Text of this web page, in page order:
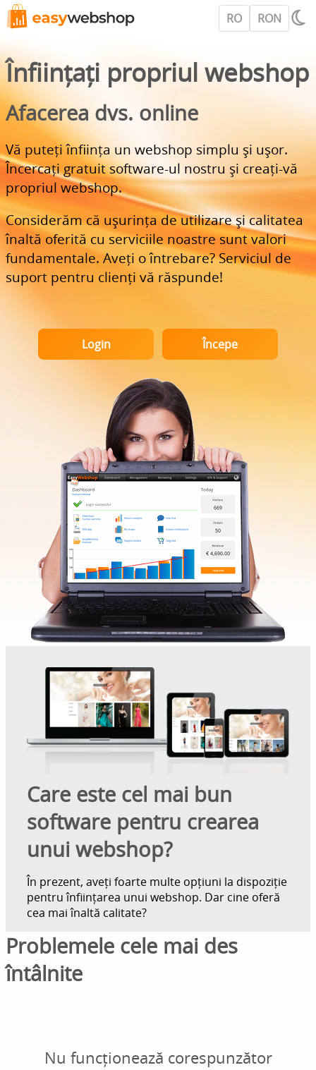
RO RON
Înființați propriul webshop
Afacerea dvs. online
Vă puteți înființa un webshop simplu și ușor.
Încercați gratuit software-ul nostru și creați-vă
propriul webshop.
Considerăm că ușurința de utilizare și calitatea
înaltă oferită cu serviciile noastre sunt valori
fundamentale. Aveți o întrebare? Serviciul de
suport pentru clienți vă răspunde!
Login Începe
Care este cel mai bun
software pentru crearea
unui webshop?
În prezent, aveți foarte multe opțiuni la dispoziție
pentru înființarea unui webshop. Dar cine oferă
cea mai înaltă calitate?
Problemele cele mai des
întâlnite
Nu funcționează corespunzător